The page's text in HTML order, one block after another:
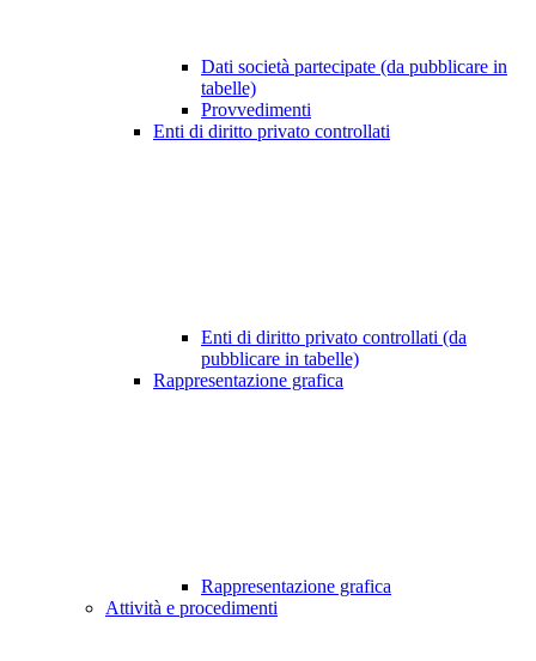
Dati società partecipate (da pubblicare in
tabelle)
Provvedimenti
Enti di diritto privato controllati
Enti di diritto privato controllati (da
pubblicare in tabelle)
Rappresentazione grafica
Rappresentazione grafica
Attività e procedimenti